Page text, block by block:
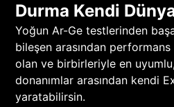
Durma Kendi
Yoğun Ar-Ge testlerinden
bileşen arasından
olan ve birbirleriyle en
donanımlar arasından kendi
yaratabilirsin.